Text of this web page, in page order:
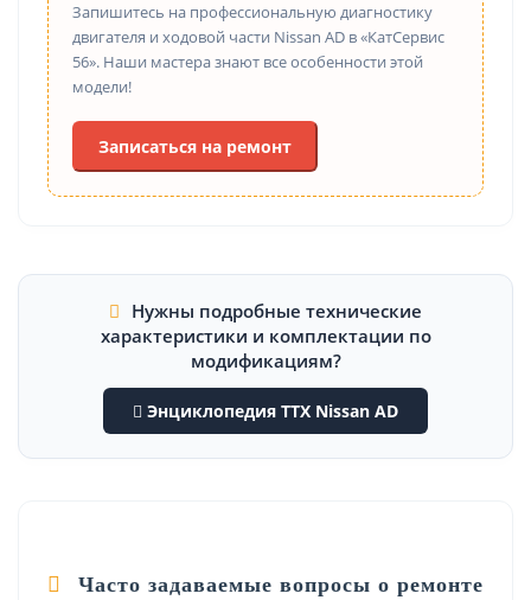
Запишитесь на профессиональную диагностику
двигателя и ходовой части Nissan AD в «КатСервис
56». Наши мастера знают все особенности этой
модели!
Записаться на ремонт
Нужны подробные технические
характеристики и комплектации по
модификациям?
Энциклопедия ТТХ Nissan AD
Часто задаваемые вопросы о ремонте